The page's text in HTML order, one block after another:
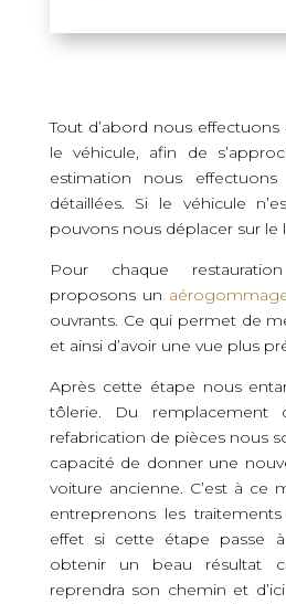
Tout d’abord nous
le véhicule, afin de
estimation nous
détaillées. Si le véhicule
pouvons nous déplacer sur le
Pour chaque
proposons un
ouvrants. Ce qui permet de
et ainsi d’avoir une vue plus
Après cette étape nous
tôlerie. Du remplacement
refabrication de pièces nous
capacité de donner une
voiture ancienne. C’est à ce
entreprenons les
effet si cette étape passe
obtenir un beau résultat
reprendra son chemin et